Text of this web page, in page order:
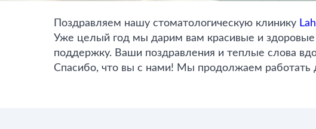
Поздравляем нашу стоматологическую клинику
Уже целый год мы дарим вам красивые и
поддержку. Ваши поздравления и теплые слова
Спасибо, что вы с нами! Мы продолжаем работать